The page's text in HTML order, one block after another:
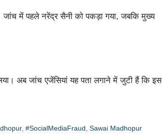
जांच में पहले नरेंद्र सैनी को पकड़ा गया, जबकि मुख्य
अब जांच एजेंसियां यह पता लगाने में जुटी हैं कि इस
,#SocialMediaFraud,Sawai Madhopur